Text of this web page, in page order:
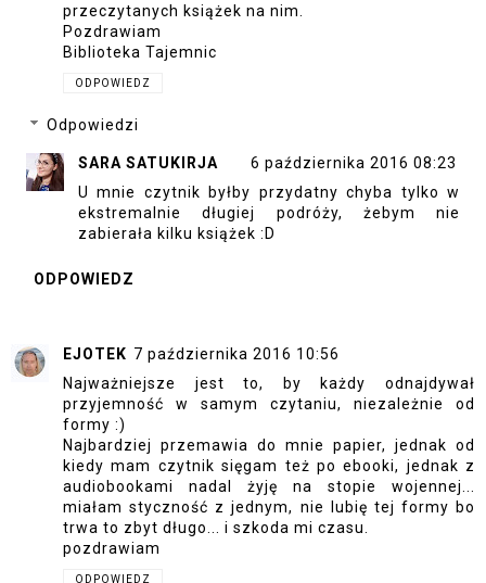
przeczytanych książek na nim.
Pozdrawiam
Biblioteka Tajemnic
ODPOWIEDZ
Odpowiedzi
SARA SATUKIRJA
6 października 2016 08:23
U mnie czytnik byłby przydatny chyba tylko w
ekstremalnie długiej podróży, żebym nie
zabierała kilku książek :D
ODPOWIEDZ
EJOTEK 7 października 2016 10:56
Najważniejsze jest to, by każdy odnajdywał
przyjemność w samym czytaniu, niezależnie od
formy :)
Najbardziej przemawia do mnie papier, jednak od
kiedy mam czytnik sięgam też po ebooki, jednak z
audiobookami nadal żyję na stopie wojennej...
miałam styczność z jednym, nie lubię tej formy bo
trwa to zbyt długo... i szkoda mi czasu.
pozdrawiam
ODPOWIEDZ